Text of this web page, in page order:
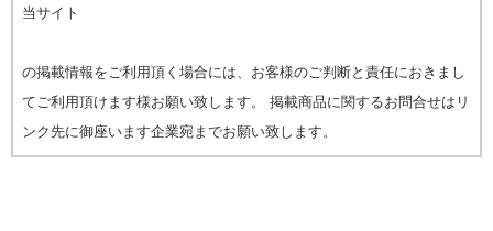
当サイト
の掲載情報をご利用頂く場合には、お客様のご判断と責任におきまし
てご利用頂けます様お願い致します。 掲載商品に関するお問合せはリ
ンク先に御座います企業宛までお願い致します。